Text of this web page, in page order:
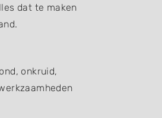
dat te maken
onkruid,